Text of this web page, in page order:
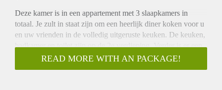
Deze kamer is in een appartement met 3 slaapkamers in
totaal. Je zult in staat zijn om een ​​heerlijk diner koken voor u
en uw vrienden in de volledig uitgeruste keuken. De keuken,
badkamer en toilet zijn op de 2e verdieping. Verder is er een
wasmachine en een vaatwasser voor het hoger comfort en
lakens. Het appartement is erg gezellig en je zal snel zich hier
READ MORE WITH AN PACKAGE!